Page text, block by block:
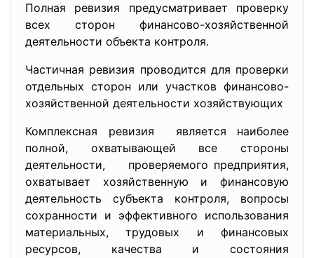
Полная ревизия предусматривает проверку
всех сторон финансово-хозяйственной
деятельности объекта контроля.
Частичная ревизия проводится для проверки
отдельных сторон или участков финансово-
хозяйственной деятельности хозяйствующих
Комплексная ревизия является наиболее
полной, охватывающей все стороны
деятельности, проверяемого предприятия,
охватывает хозяйственную и финансовую
деятельность субъекта контроля, вопросы
сохранности и эффективного использования
материальных, трудовых и финансовых
ресурсов, качества и состояния